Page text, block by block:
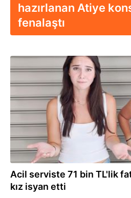
hazırlanan Atiye
fenalaştı
06.08.2026
Acil serviste 71 bin TL'lik
kız isyan etti